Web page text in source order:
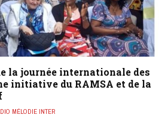
la journée internationale des
initiative du RAMSA et de la
MÉLODIE INTER